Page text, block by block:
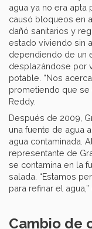
agua ya no era apta
causó bloqueos en
dañó sanitarios y
estado viviendo sin
dependiendo de un
desplazándose por
potable. “Nos
prometiendo que se
Reddy.
Después de 2009,
una fuente de agua
agua contaminada.
representante de
se contamina en la
salada. “Estamos
para refinar el agua,”
Cambio de